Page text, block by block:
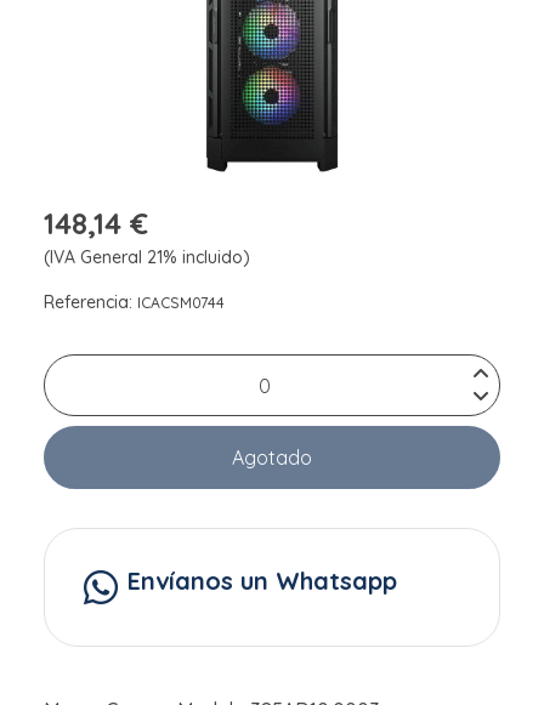
148,14 €
(IVA General 21% incluido)
Referencia: ICACSM0744
Agotado
Envíanos un Whatsapp